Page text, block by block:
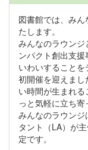
図書館では、み
たします。
みんなのラウン
ンパクト創出支
いわいすること
初開催を迎えま
い時間が生まれ
っと気軽に立ち寄
みんなのラウン
タント（LA）が
定です。